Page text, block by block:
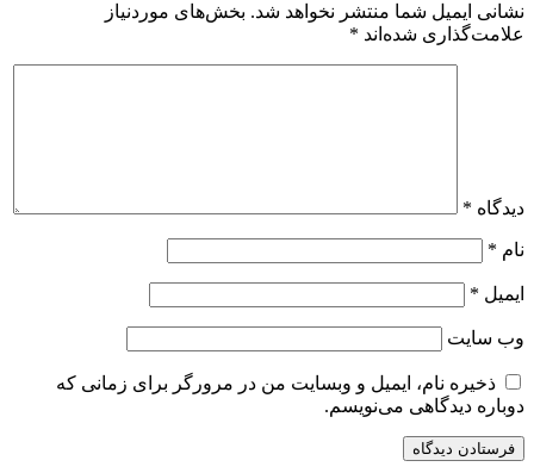
نشانی ایمیل شما منتشر نخواهد شد. بخش‌های موردنیاز
علامت‌گذاری شده‌اند *
دیدگاه *
نام *
ایمیل *
وب‌ سایت
ذخیره نام، ایمیل و وبسایت من در مرورگر برای زمانی که
دوباره دیدگاهی می‌نویسم.